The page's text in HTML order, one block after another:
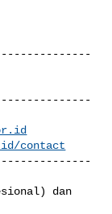
contact
dan